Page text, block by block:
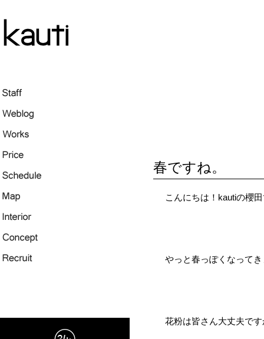
春ですね。
こんにちは！kautiの櫻
やっと春っぽくなって
花粉は皆さん大丈夫です